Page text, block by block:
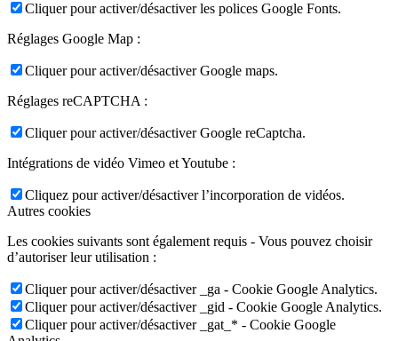
Cliquer pour activer/désactiver les polices Google Fonts.
Réglages Google Map :
Cliquer pour activer/désactiver Google maps.
Réglages reCAPTCHA :
Cliquer pour activer/désactiver Google reCaptcha.
Intégrations de vidéo Vimeo et Youtube :
Cliquez pour activer/désactiver l’incorporation de vidéos.
Autres cookies
Les cookies suivants sont également requis - Vous pouvez choisir
d’autoriser leur utilisation :
Cliquer pour activer/désactiver _ga - Cookie Google Analytics.
Cliquer pour activer/désactiver _gid - Cookie Google Analytics.
Cliquer pour activer/désactiver _gat_* - Cookie Google